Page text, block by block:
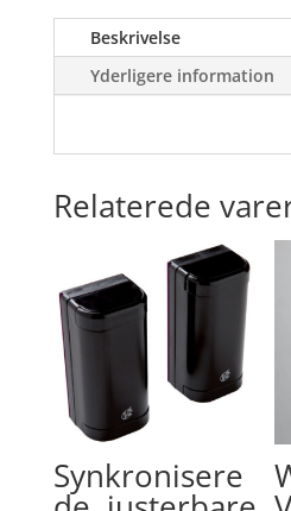
Beskrivelse
Yderligere information
Relaterede
Synkronisere